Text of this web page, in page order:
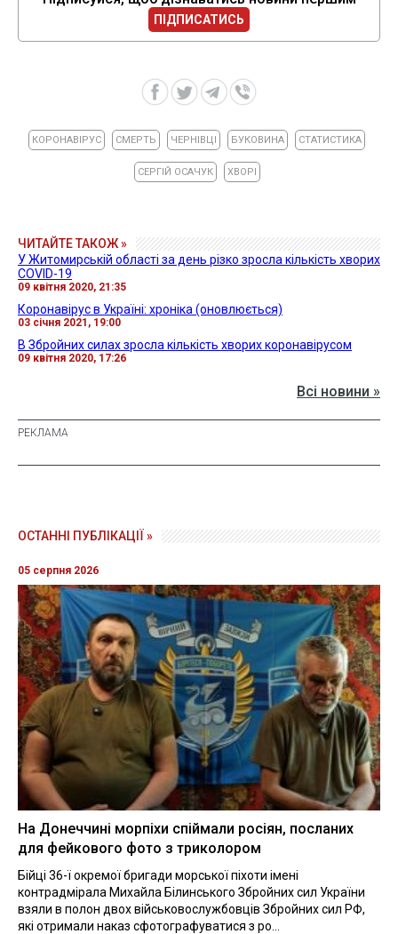
ПІДПИСАТИСЬ
КОРОНАВІРУС СМЕРТЬ ЧЕРНІВЦІ БУКОВИНА СТАТИСТИКА
СЕРГІЙ ОСАЧУК ХВОРІ
ЧИТАЙТЕ ТАКОЖ »
У Житомирській області за день різко зросла кількість хворих
COVID-19
09 квітня 2020, 21:35
Коронавірус в Україні: хроніка (оновлюється)
03 січня 2021, 19:00
В Збройних силах зросла кількість хворих коронавірусом
09 квітня 2020, 17:26
Всі новини »
ОСТАННІ ПУБЛІКАЦІЇ »
05 серпня 2026
На Донеччині морпіхи спіймали росіян, посланих
для фейкового фото з триколором
Бійці 36-ї окремої бригади морської піхоти імені
контрадмірала Михайла Білинського Збройних сил України
взяли в полон двох військовослужбовців Збройних сил РФ,
які отримали наказ сфотографуватися з ро...